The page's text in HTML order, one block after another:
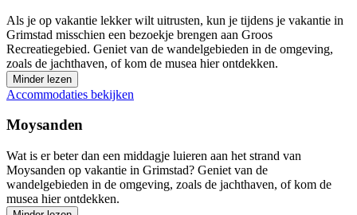
Als je op vakantie lekker wilt uitrusten, kun je tijdens je vakantie in
Grimstad misschien een bezoekje brengen aan Groos
Recreatiegebied. Geniet van de wandelgebieden in de omgeving,
zoals de jachthaven, of kom de musea hier ontdekken.
Minder lezen
Accommodaties bekijken
Moysanden
Wat is er beter dan een middagje luieren aan het strand van
Moysanden op vakantie in Grimstad? Geniet van de
wandelgebieden in de omgeving, zoals de jachthaven, of kom de
musea hier ontdekken.